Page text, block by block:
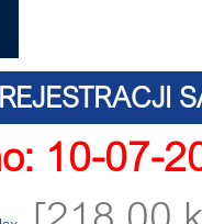
10-07-